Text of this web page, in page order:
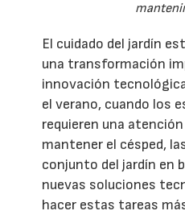
El cuidado del jardín
una transformación
innovación
el verano, cuando los
requieren una
mantener el césped,
conjunto del jardín en
nuevas soluciones
hacer estas tareas